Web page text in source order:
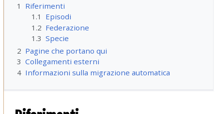
1
Riferimenti
1.1
Episodi
1.2 Federazione
1.3 Specie
2 Pagine che portano qui
3 Collegamenti esterni
4 Informazioni sulla migrazione automatica